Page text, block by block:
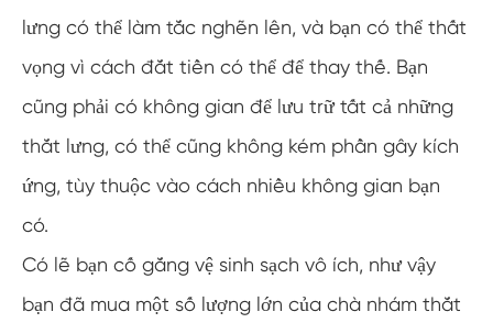
lưng có thể làm tắc nghẽn lên, và bạn có thể thất
vọng vì cách đắt tiền có thể để thay thế. Bạn
cũng phải có không gian để lưu trữ tất cả những
thắt lưng, có thể cũng không kém phần gây kích
ứng, tùy thuộc vào cách nhiều không gian bạn
có.
Có lẽ bạn cố gắng vệ sinh sạch vô ích, như vậy
bạn đã mua một số lượng lớn của chà nhám thắt